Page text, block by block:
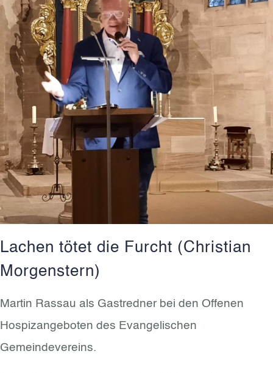
Lachen tötet die Furcht (Christian
Morgenstern)
Martin Rassau als Gastredner bei den Offenen
Hospizangeboten des Evangelischen
Gemeindevereins.